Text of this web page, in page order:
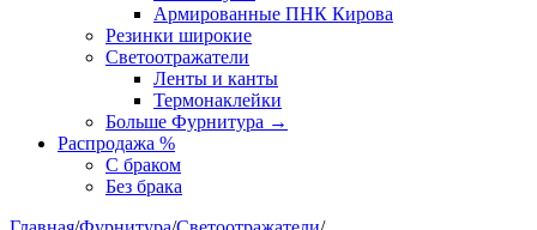
Армированные ПНК Кирова
Резинки широкие
Светоотражатели
Ленты и канты
Термонаклейки
Больше Фурнитура →
Распродажа %
С браком
Без брака